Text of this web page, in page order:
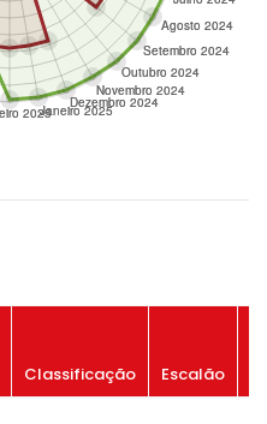
Classificação Escalão